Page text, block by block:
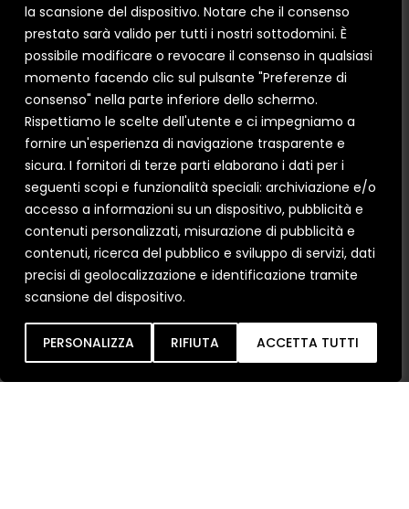
la scansione del dispositivo. Notare che il consenso
prestato sarà valido per tutti i nostri sottodomini. È
possibile modificare o revocare il consenso in qualsiasi
momento facendo clic sul pulsante "Preferenze di
consenso" nella parte inferiore dello schermo.
Rispettiamo le scelte dell'utente e ci impegniamo a
fornire un'esperienza di navigazione trasparente e
sicura. I fornitori di terze parti elaborano i dati per i
seguenti scopi e funzionalità speciali: archiviazione e/o
accesso a informazioni su un dispositivo, pubblicità e
contenuti personalizzati, misurazione di pubblicità e
contenuti, ricerca del pubblico e sviluppo di servizi, dati
precisi di geolocalizzazione e identificazione tramite
scansione del dispositivo.
PERSONALIZZA RIFIUTA ACCETTA TUTTI
QUALE TIPOLOGIA DI INFISSO CERCHI?
PVC
ALLUMINIO
LEGNO-ALLUMINIO
SISTEMI OSCURANTI
Ho letto e compreso le condizioni sullaPrivacy
Policy .
Acconsento all'uso dei miei dati per finalità di
marketing e attività di profilazione.
InobIA